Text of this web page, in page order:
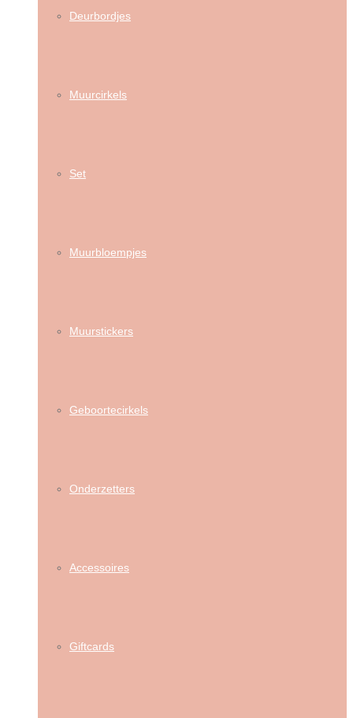
Deurbordjes
Muurcirkels
Set
Muurbloempjes
Muurstickers
Geboortecirkels
Onderzetters
Accessoires
Giftcards